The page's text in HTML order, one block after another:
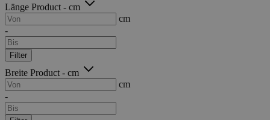
Länge Product - cm
cm
-
Filter
Breite Product - cm
cm
-